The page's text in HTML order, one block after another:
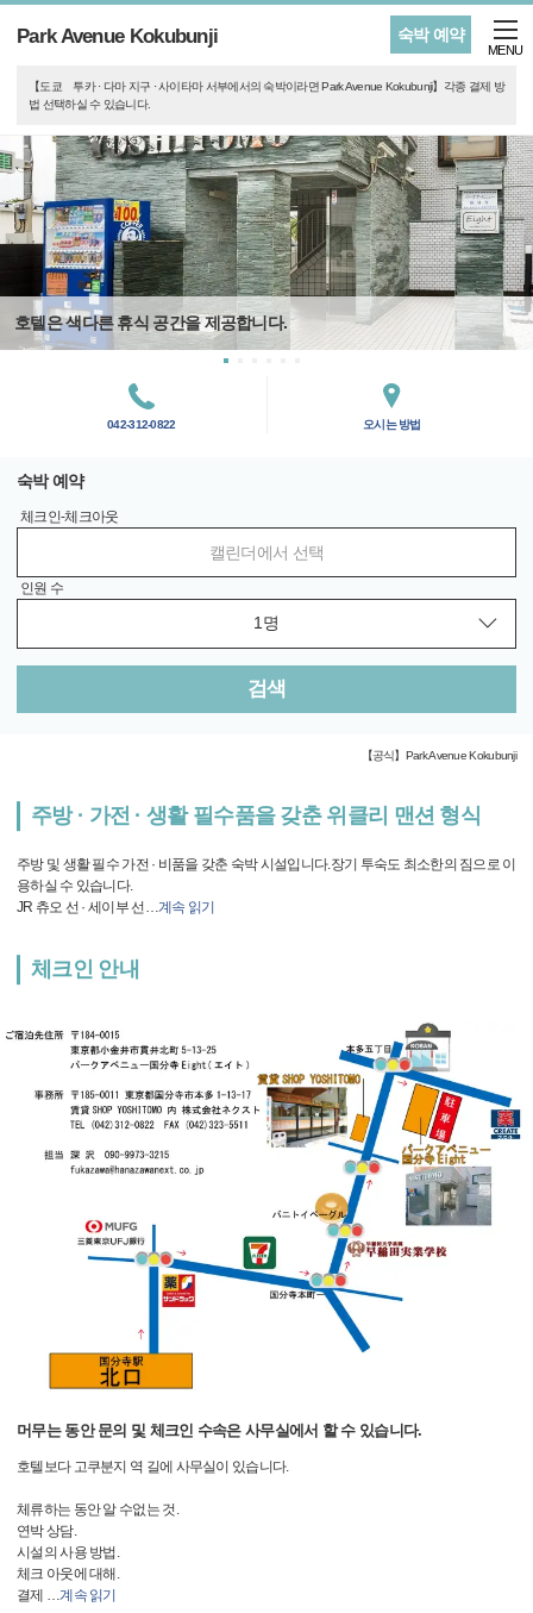
숙박 예약
Park Avenue Kokubunji
MENU
【도쿄 투카 · 다마 지구 · 사이타마 서부에서의 숙박이라면 Park Avenue Kokubunji】각종 결제 방
법 선택하실 수 있습니다.
호텔은 색다른 휴식 공간을 제공합니다.
042-312-0822 오시는 방법
숙박 예약
체크인-체크아웃
캘린더에서 선택
인원 수
검색
【공식】Park Avenue Kokubunji
주방 · 가전 · 생활 필수품을 갖춘 위클리 맨션 형식
주방 및 생활 필수 가전 · 비품을 갖춘 숙박 시설입니다.장기 투숙도 최소한의 짐으로 이
용하실 수 있습니다.
JR 츄오 선 · 세이부 선 …계속 읽기
체크인 안내
머무는 동안 문의 및 체크인 수속은 사무실에서 할 수 있습니다.
호텔보다 고쿠분지 역 길에 사무실이 있습니다.
체류하는 동안 알 수없는 것.
연박 상담.
시설의 사용 방법.
체크 아웃에 대해.
결제 …계속 읽기